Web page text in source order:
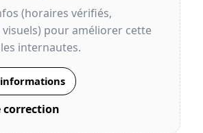
(horaires vérifiés,
pour améliorer cette
internautes.
correction